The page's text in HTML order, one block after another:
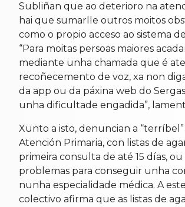
Subliñan que ao deterioro na
hai que sumarlle outros moitos
como o propio acceso ao sistema
“Para moitas persoas maiores
mediante unha chamada que é
recoñecemento de voz, xa non
da app ou da páxina web do
unha dificultade engadida”,
Xunto a isto, denuncian a
Atención Primaria, con listas de
primeira consulta de até 15 días, ou
problemas para conseguir unha
nunha especialidade médica. A
colectivo afirma que as listas de